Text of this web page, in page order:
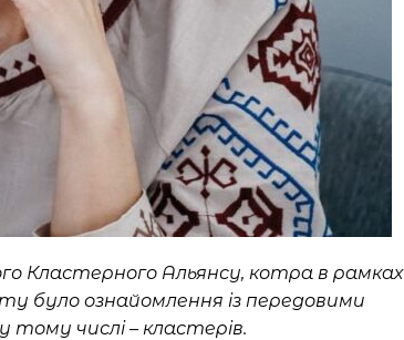
Кластерного Альянсу, котра в рамках
було ознайомлення із передовими
числі – кластерів.